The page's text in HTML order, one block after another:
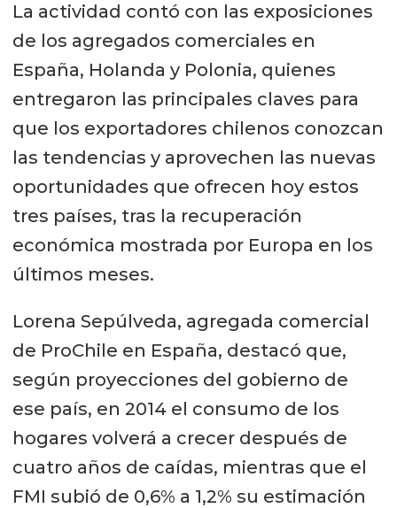
La actividad contó con las exposiciones
de los agregados comerciales en
España, Holanda y Polonia, quienes
entregaron las principales claves para
que los exportadores chilenos conozcan
las tendencias y aprovechen las nuevas
oportunidades que ofrecen hoy estos
tres países, tras la recuperación
económica mostrada por Europa en los
últimos meses.
Lorena Sepúlveda, agregada comercial
de ProChile en España, destacó que,
según proyecciones del gobierno de
ese país, en 2014 el consumo de los
hogares volverá a crecer después de
cuatro años de caídas, mientras que el
FMI subió de 0,6% a 1,2% su estimación